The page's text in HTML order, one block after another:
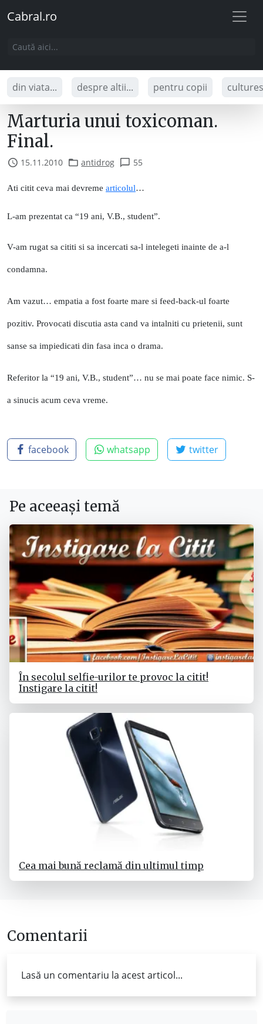
Cabral.ro
din viata... despre altii... pentru copii
Marturia unui toxicoman.
Final.
15.11.2010 antidrog 55
Ati citit ceva mai devreme articolul…
L-am prezentat ca “19 ani, V.B., student”.
V-am rugat sa cititi si sa incercati sa-l intelegeti inainte de a-l
condamna.
Am vazut… empatia a fost foarte mare si feed-back-ul foarte
pozitiv. Provocati discutia asta cand va intalniti cu prietenii, sunt
sanse sa impiedicati din fasa inca o drama.
Referitor la “19 ani, V.B., student”… nu se mai poate face nimic. S-
a sinucis acum ceva vreme.
facebook whatsapp twitter
Pe aceeași temă
În secolul selfie-urilor te provoc la citit!
Instigare la citit!
Cea mai bună reclamă din ultimul timp
Comentarii
Lasă un comentariu la acest articol...